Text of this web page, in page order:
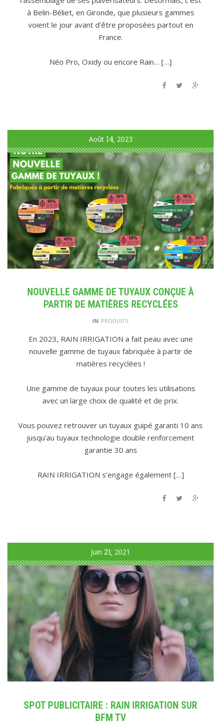
à Belin-Béliet, en Gironde, que plusieurs gammes
voient le jour avant d’être proposées partout en
France.
Néo Pro, Oxidy ou encore Rain… […]
Août 14 2023
NOUVELLE GAMME DE TUYAUX CONÇUE À
PARTIR DE MATIÈRES RECYCLÉES
IN PRODUITS
En 2023, RAIN IRRIGATION a fait peau avec une
nouvelle gamme de tuyaux fabriquée à partir de
matières recyclées !
Une gamme de tuyaux pour toutes les utilisations
avec un large choix de qualité et de prix.
Vous pouvez retrouver un tuyaux guipé garanti 10 ans
jusqu’au tuyaux technologie double renforcement
garantie 30 ans
RAIN IRRIGATION s’engage également […]
Juin 21 2021
SPOT PUBLICITAIRE : RAIN IRRIGATION SUR
BFM TV